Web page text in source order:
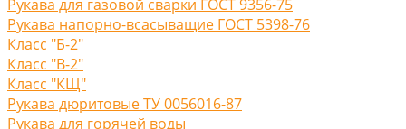
Рукава для газовой сварки ГОСТ 9356-75
Рукава напорно-всасыващие ГОСТ 5398-76
Класс "Б-2"
Класс "В-2"
Класс "КЩ"
Рукава дюритовые ТУ 0056016-87
Рукава для горячей воды